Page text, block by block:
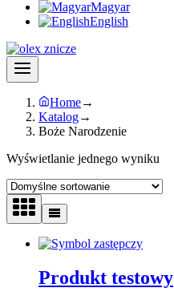
Magyar
English
Home→
Katalog→
Boże Narodzenie
Wyświetlanie jednego wyniku
Produkt testowy